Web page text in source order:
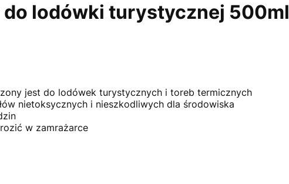
do lodówki turystycznej 500ml
jest do lodówek turystycznych i toreb termicznych
nietoksycznych i nieszkodliwych dla środowiska
w zamrażarce